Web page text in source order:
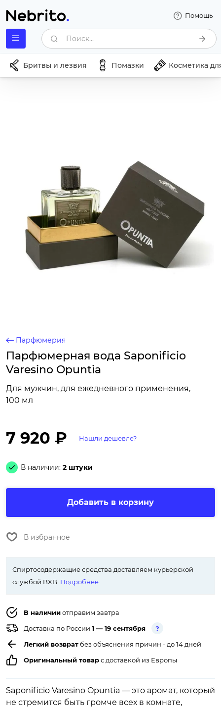
Помощь
Поиск...
Бритвы и лезвия Помазки Косметика
Парфюмерия
Парфюмерная вода Saponificio
Varesino Opuntia
Для мужчин, для ежедневного применения,
100 мл
7 920 ₽ Нашли дешевле?
В наличии: 2 штуки
Добавить в корзину
В избранное
Спиртосодержащие средства доставляем курьерской
службой BXB. Подробнее
В наличииотправим завтра
Доставка по России 1 — 19 сентября
?
Легкий возврат без объяснения причин - до 14 дней
Оригинальный товарс доставкой из Европы
Saponificio Varesino Opuntia — это аромат, который
не стремится быть громче всех в комнате,